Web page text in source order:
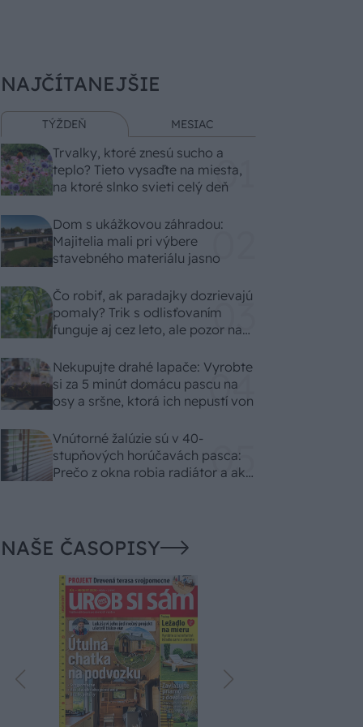
NAJČÍTANEJŠIE
TÝŽDEŇ MESIAC
Trvalky, ktoré znesú sucho a
teplo? Tieto vysaďte na miesta,
na ktoré slnko svieti celý deň
Dom s ukážkovou záhradou:
Majitelia mali pri výbere
stavebného materiálu jasno
Čo robiť, ak paradajky dozrievajú
pomaly? Trik s odlisťovaním
funguje aj cez leto, ale pozor na
Nekupujte drahé lapače: Vyrobte
si za 5 minút domácu pascu na
osy a sršne, ktorá ich nepustí von
Vnútorné žalúzie sú v 40-
stupňových horúčavách pasca:
Prečo z okna robia radiátor a ako
NAŠE ČASOPISY